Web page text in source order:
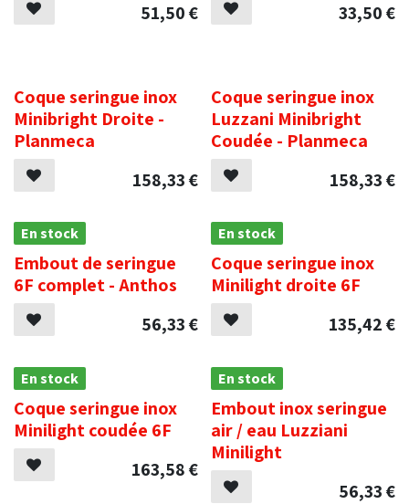
51,50€
33,50€
Coque seringue inox
Minibright Droite -
Planmeca
158,33€
Coque seringue inox
Luzzani Minibright
Coudée - Planmeca
158,33€
En stock
Embout de seringue
6F complet - Anthos
56,33€
En stock
Coque seringue inox
Minilight droite 6F
135,42€
En stock
Coque seringue inox
Minilight coudée 6F
163,58€
En stock
Embout inox seringue
air / eau Luzziani
Minilight
56,33€